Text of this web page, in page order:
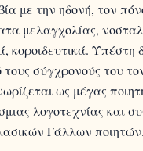
με την ηδονή, τον
μελαγχολίας,
κοροιδευτικά. Υπέστη
τους σύγχρονούς του
ως μέγας
λογοτεχνίας και
Γάλλων ποιητών.